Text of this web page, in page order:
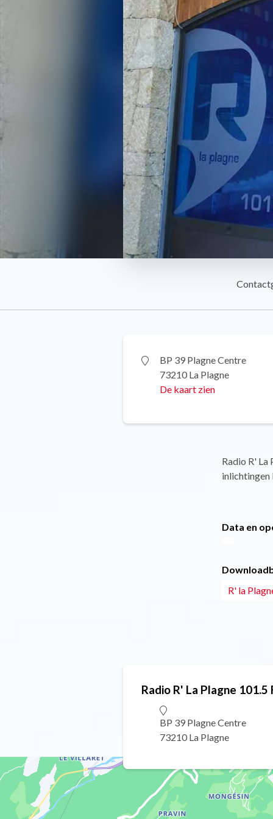
BP 39 Plagne Centre
73210 La Plagne
De kaart zien
Radio R' La
inlichtingen
Data en
R' la
Radio R' La Plagne 101.5
BP 39 Plagne Centre
73210 La Plagne